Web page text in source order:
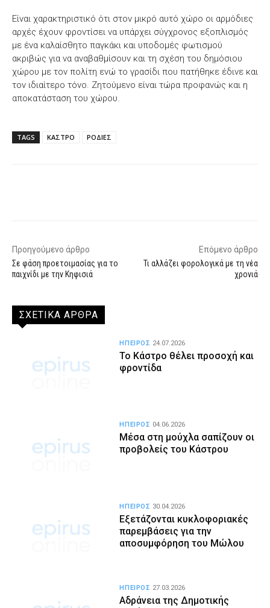
Είναι χαρακτηριστικό ότι στον μικρό αυτό χώρο οι αρμόδιες
αρχές έχουν φροντίσει να υπάρχει σύγχρονος εξοπλισμός
με ένα καλαίσθητο παγκάκι και υποδομές φωτισμού
ακριβώς για να αναβαθμίσουν και τη σχέση του δημόσιου
χώρου με τον πολίτη ενώ το γρασίδι που πατήθηκε έδινε και
τον ιδιαίτερο τόνο. Ζητούμενο είναι τώρα προφανώς και η
αποκατάσταση του χώρου.
TAGS ΚΑΣΤΡΟ ΡΟΔΙΕΣ
Προηγούμενο άρθρο
Σε φάση προετοιμασίας για το
παιχνίδι με την Κηφισιά
Επόμενο άρθρο
Τι αλλάζει φορολογικά με τη νέα
χρονιά
ΣΧΕΤΙΚΑ ΑΡΘΡΑ
Το Κάστρο θέλει προσοχή και
φροντίδα
ΗΠΕΙΡΟΣ 24.07.2026
Μέσα στη μούχλα σαπίζουν οι
προβολείς του Κάστρου
ΗΠΕΙΡΟΣ 04.06.2026
Εξετάζονται κυκλοφοριακές
παρεμβάσεις για την
αποσυμφόρηση του Μώλου
ΗΠΕΙΡΟΣ 30.04.2026
Αδράνεια της Δημοτικής
ΗΠΕΙΡΟΣ 27.03.2026